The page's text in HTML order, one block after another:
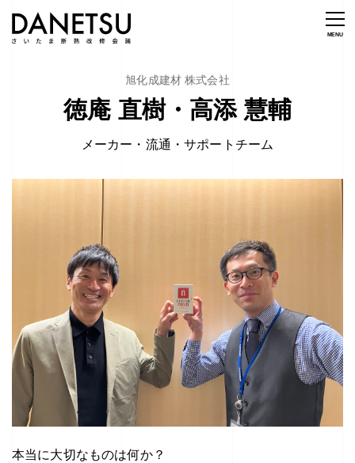
旭化成建材 株式会社
徳庵 直樹・高添 慧輔
メーカー・流通・サポートチーム
本当に大切なものは何か？